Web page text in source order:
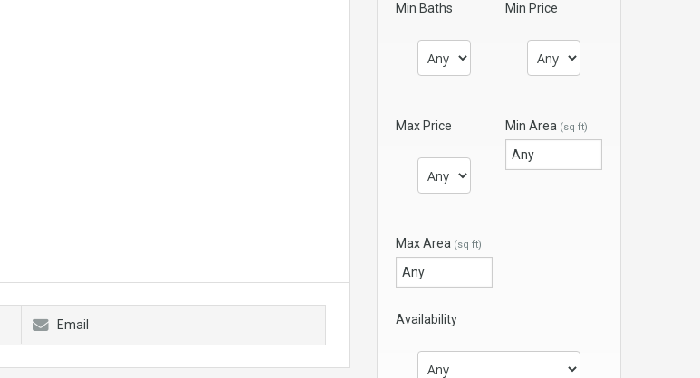
Email
Min Baths Min Price
Max Price Min Area (sq ft)
Max Area (sq ft)
Availability